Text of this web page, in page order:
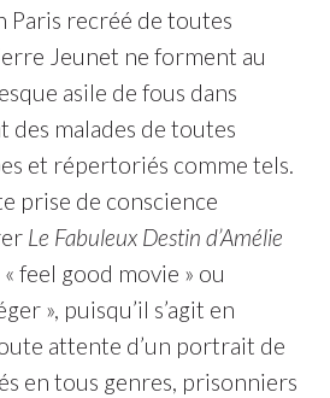
Paris recréé de toutes
Jeunet ne forment au
asile de fous dans
des malades de toutes
et répertoriés comme tels.
prise de conscience
Le Fabuleux Destin d’Amélie
feel good movie » ou
», puisqu’il s’agit en
attente d’un portrait de
en tous genres, prisonniers